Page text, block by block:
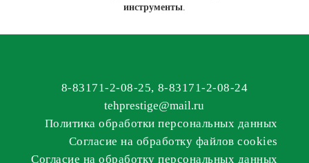
инструменты.
8-83171-2-08-25, 8-83171-2-08-24
tehprestige@mail.ru
Политика обработки персональных данных
Согласие на обработку файлов cookies
Согласие на обработку персональных данных